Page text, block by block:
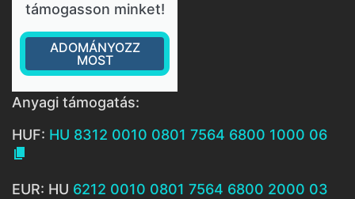
támogasson minket!
ADOMÁNYOZZ
MOST
Anyagi támogatás:
HUF: HU 8312 0010 0801 7564 6800 1000 06

EUR: HU 6212 0010 0801 7564 6800 2000 03